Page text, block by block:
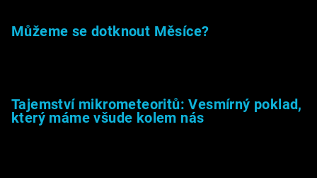
Můžeme se dotknout Měsíce?
Tajemství mikrometeoritů: Vesmírný poklad,
který máme všude kolem nás